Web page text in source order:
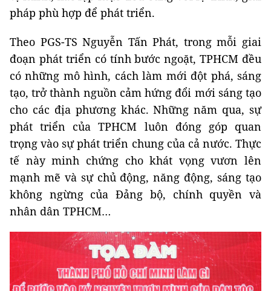
pháp phù hợp để phát triển.
Theo PGS-TS Nguyễn Tấn Phát, trong mỗi giai
đoạn phát triển có tính bước ngoặt, TPHCM đều
có những mô hình, cách làm mới đột phá, sáng
tạo, trở thành nguồn cảm hứng đổi mới sáng tạo
cho các địa phương khác. Những năm qua, sự
phát triển của TPHCM luôn đóng góp quan
trọng vào sự phát triển chung của cả nước. Thực
tế này minh chứng cho khát vọng vươn lên
mạnh mẽ và sự chủ động, năng động, sáng tạo
không ngừng của Đảng bộ, chính quyền và
nhân dân TPHCM…